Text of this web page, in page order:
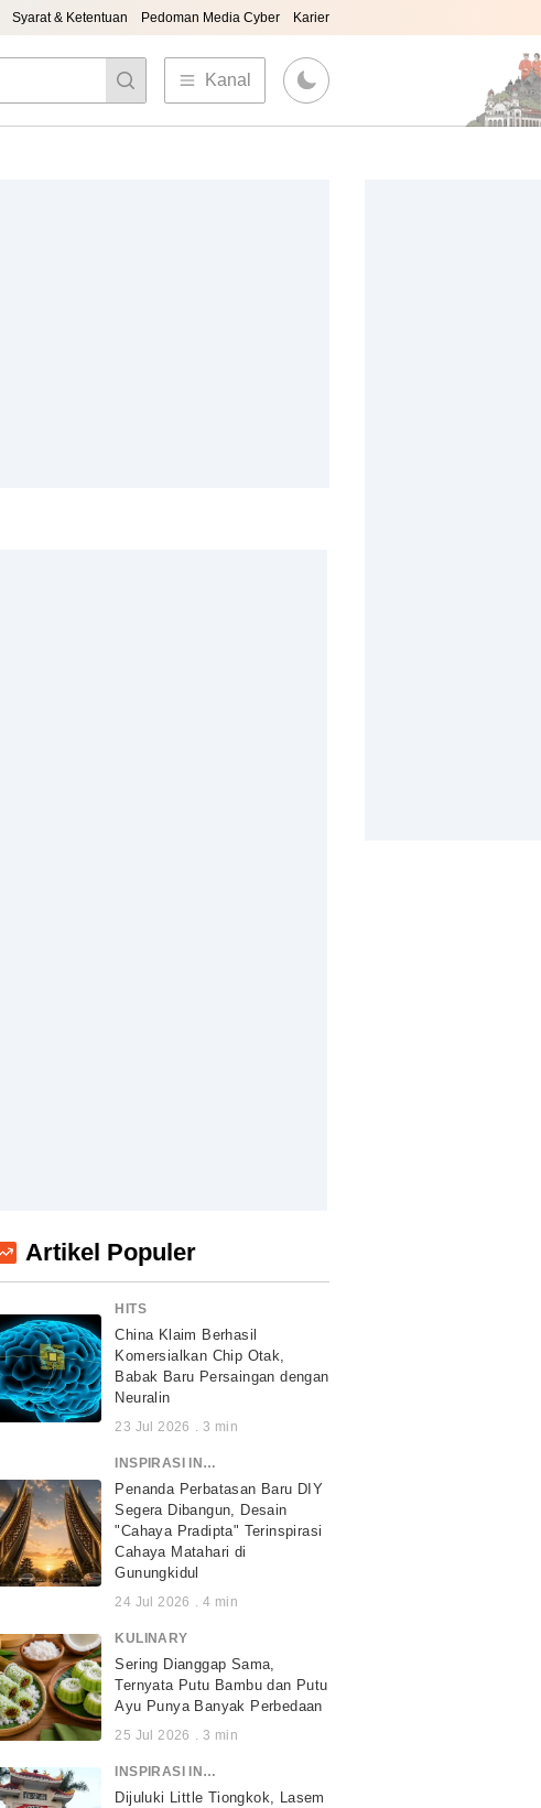
Syarat & Ketentuan Pedoman Media Cyber Karier
Kanal
Artikel Populer
HITS
China Klaim Berhasil
Komersialkan Chip Otak,
Babak Baru Persaingan dengan
Neuralin
23 Jul 2026 . 3 min
INSPIRASI INDONESIA
Penanda Perbatasan Baru DIY
Segera Dibangun, Desain
"Cahaya Pradipta" Terinspirasi
Cahaya Matahari di
Gunungkidul
24 Jul 2026 . 4 min
KULINARY
Sering Dianggap Sama,
Ternyata Putu Bambu dan Putu
Ayu Punya Banyak Perbedaan
25 Jul 2026 . 3 min
INSPIRASI INDONESIA
Dijuluki Little Tiongkok, Lasem